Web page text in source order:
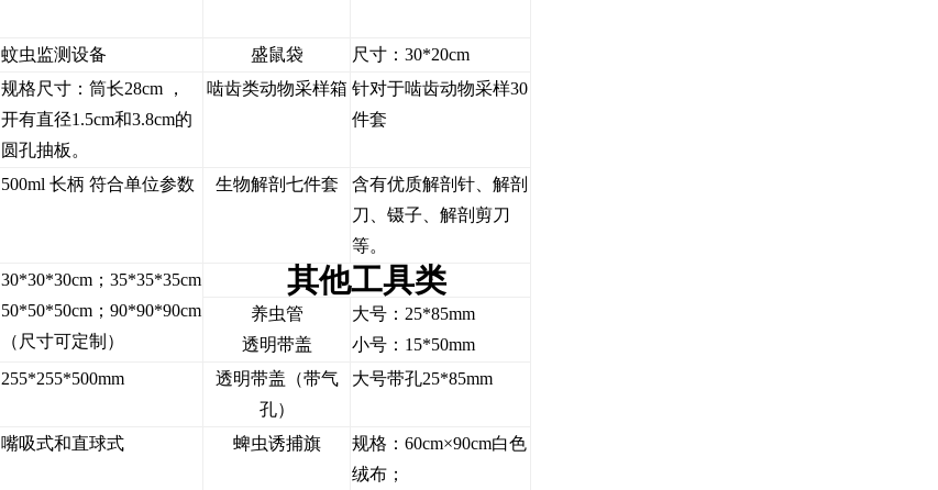
蚊虫监测设备 盛鼠袋
尺寸：30*20cm
规格尺寸：筒长28cm ，
开有直径1.5cm和3.8cm的
圆孔抽板。
啮齿类动物采样箱 针对于啮齿动物采样30
件套
500ml 长柄 符合单位参数 生物解剖七件套
含有优质解剖针、解剖
刀、镊子、解剖剪刀
等。
30*30*30cm；35*35*35cm
50*50*50cm；90*90*90cm
（尺寸可定制）
其他工具类
养虫管
透明带盖
大号：25*85mm
小号：15*50mm
255*255*500mm
透明带盖（带气
孔）
大号带孔25*85mm
嘴吸式和直球式 蜱虫诱捕旗
规格：60cm×90cm白色
绒布；